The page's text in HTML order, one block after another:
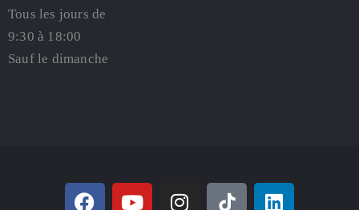
Tous les jours de
9:30 à 18:00
Sauf le dimanche